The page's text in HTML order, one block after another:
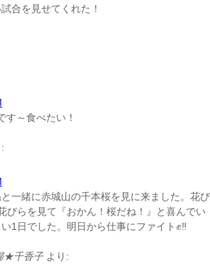
合を見せてくれた！
す～食べたい！
一緒に赤城山の千本桜を見に来ました。花び
びらを見て『おかん！桜だね！』と喜んでい
1日でした。明日から仕事にファイト✊‼
★千香子 より: